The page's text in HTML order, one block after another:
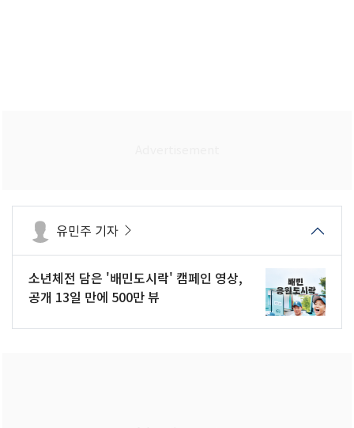
유민주 기자
소년체전 담은 '배민도시락' 캠페인 영상,
공개 13일 만에 500만 뷰